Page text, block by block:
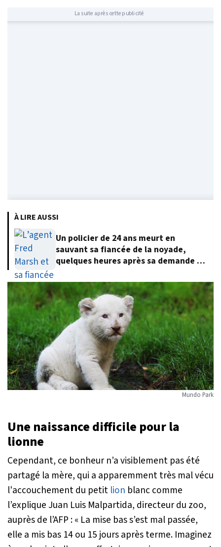
La suite après cette publicité
À LIRE AUSSI
Un policier de 24 ans meurt en
sauvant sa fiancée de la noyade,
quelques heures après sa demande en
Mundo Park
Une naissance difficile pour la
lionne
Cependant, ce bonheur n’a visiblement pas été
partagé la mère, qui a apparemment très mal vécu
l'accouchement du petit lion blanc comme
l’explique Juan Luis Malpartida, directeur du zoo,
auprès de l’AFP :« La mise bas s’est mal passée,
elle a mis bas 14 ou 15 jours après terme. Imaginez